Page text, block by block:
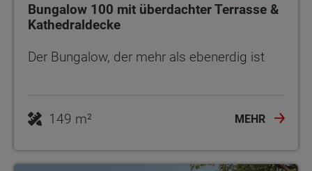
Bungalow 100 mit überdachter Terrasse &
Kathedraldecke
Der Bungalow, der mehr als ebenerdig ist
149 m² MEHR